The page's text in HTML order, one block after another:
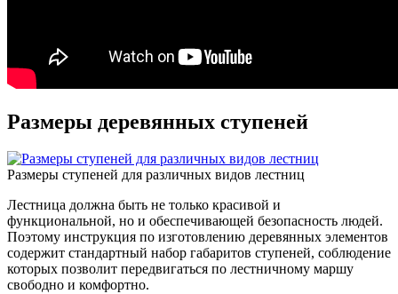
Размеры деревянных ступеней
Размеры ступеней для различных видов лестниц
Лестница должна быть не только красивой и
функциональной, но и обеспечивающей безопасность людей.
Поэтому инструкция по изготовлению деревянных элементов
содержит стандартный набор габаритов ступеней, соблюдение
которых позволит передвигаться по лестничному маршу
свободно и комфортно.